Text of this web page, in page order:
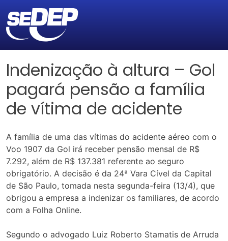
Indenização à altura – Gol
pagará pensão a família
de vítima de acidente
A família de uma das vítimas do acidente aéreo com o
Voo 1907 da Gol irá receber pensão mensal de R$
7.292, além de R$ 137.381 referente ao seguro
obrigatório. A decisão é da 24ª Vara Cível da Capital
de São Paulo, tomada nesta segunda-feira (13/4), que
obrigou a empresa a indenizar os familiares, de acordo
com a Folha Online.
Segundo o advogado Luiz Roberto Stamatis de Arruda